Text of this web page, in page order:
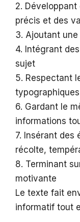
2.
précis et des
3. Ajoutant une
4. Intégrant
sujet
5. Respectant
typographiques
6. Gardant le
informations
7. Insérant des
récolte,
8. Terminant
motivante
Le texte fait
informatif tout